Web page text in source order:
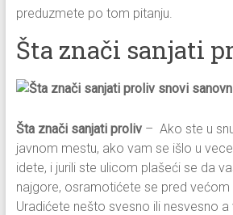
preduzmete po tom pitanju.
Šta znači sanjati
Šta znači sanjati proliv– Ako ste u
javnom mestu, ako vam se išlo u
idete, i jurili ste ulicom plašeći se da
najgore, osramotićete se pred većom
Uradićete nešto svesno ili nesvesno a